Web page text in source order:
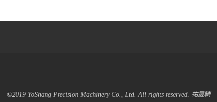
©2019 YoShang Precision Machinery Co., Ltd. All rights reserved. 祐晟精